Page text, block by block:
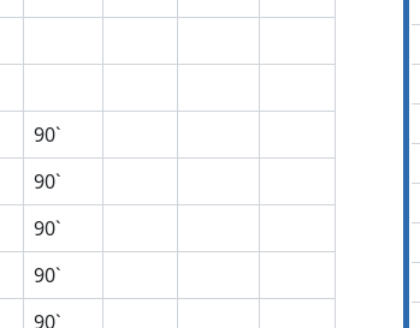
90`
90`
90`
90`
90`